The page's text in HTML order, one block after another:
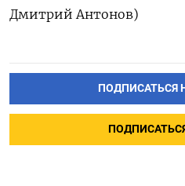
Дмитрий Антонов)
ПОДПИСАТЬСЯ
ПОДПИСАТЬСЯ